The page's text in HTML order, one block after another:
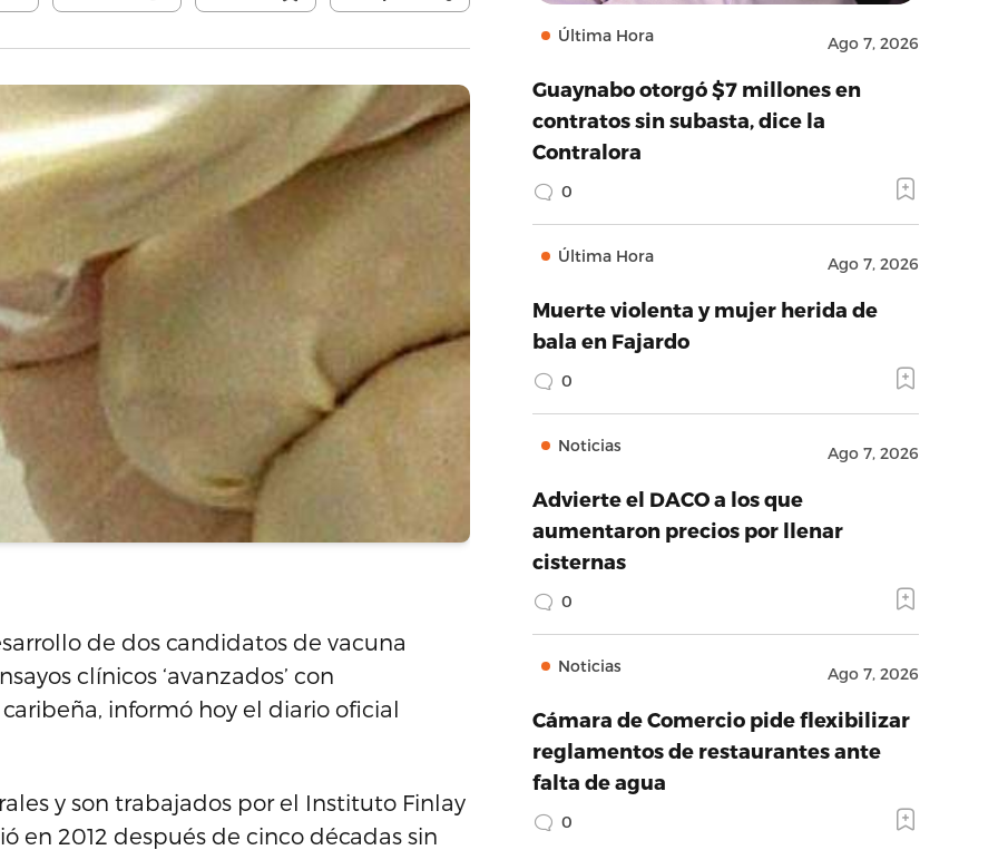
de dos candidatos de vacuna
clínicos ‘avanzados’ con
informó hoy el diario oficial
y son trabajados por el Instituto Finlay
en 2012 después de cinco décadas sin
Última Hora Ago 7, 2026
Guaynabo otorgó $7 millones en
contratos sin subasta, dice la
Contralora
0
Última Hora Ago 7, 2026
Muerte violenta y mujer herida de
bala en Fajardo
0
Noticias Ago 7, 2026
Advierte el DACO a los que
aumentaron precios por llenar
cisternas
0
Noticias Ago 7, 2026
Cámara de Comercio pide flexibilizar
reglamentos de restaurantes ante
falta de agua
0